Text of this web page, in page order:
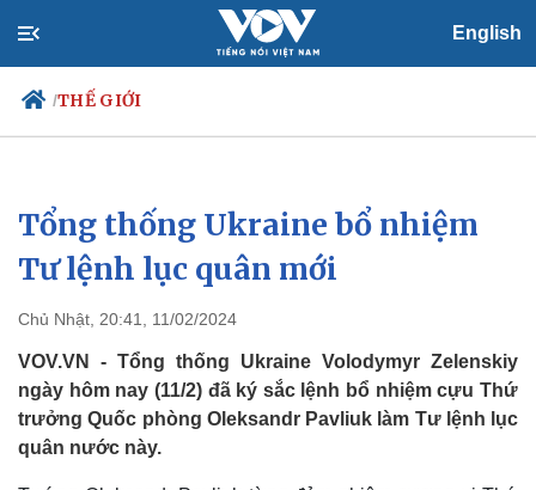
English
/THẾ GIỚI
Chính trị
Đảng
Tổ chức nhân sự
Nhận diện sự thật
Xã hội
Tin 24h
Dự báo thời tiết
Việc làm
Biển đảo
Tổng thống Ukraine bổ nhiệm
Tư lệnh lục quân mới
Chủ Nhật, 20:41, 11/02/2024
VOV.VN - Tổng thống Ukraine Volodymyr Zelenskiy
ngày hôm nay (11/2) đã ký sắc lệnh bổ nhiệm cựu Thứ
trưởng Quốc phòng Oleksandr Pavliuk làm Tư lệnh lục
quân nước này.